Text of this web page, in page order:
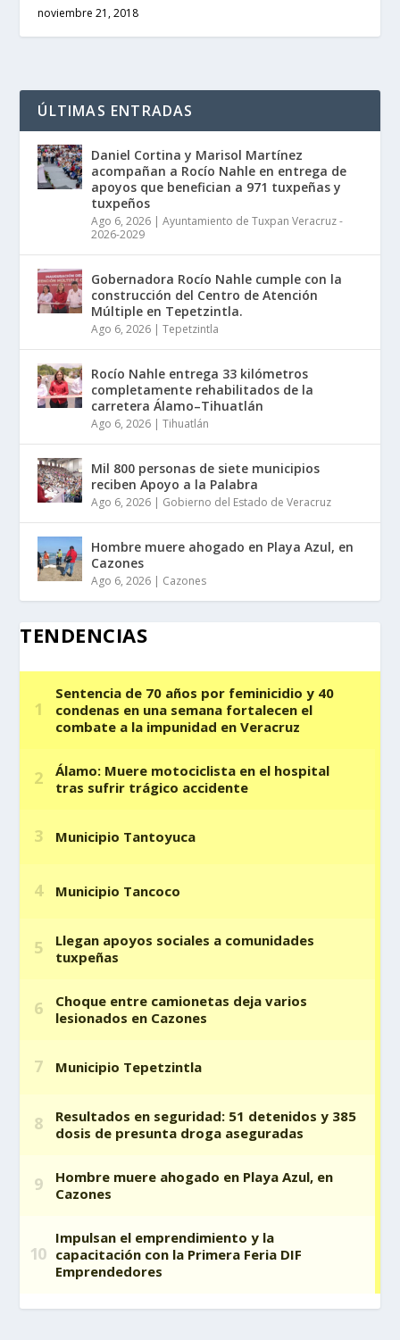
noviembre 21, 2018
ÚLTIMAS ENTRADAS
Daniel Cortina y Marisol Martínez
acompañan a Rocío Nahle en entrega de
apoyos que benefician a 971 tuxpeñas y
tuxpeños
Ago 6, 2026 |Ayuntamiento de Tuxpan Veracruz -
2026-2029
Gobernadora Rocío Nahle cumple con la
construcción del Centro de Atención
Múltiple en Tepetzintla.
Ago 6, 2026 |Tepetzintla
Rocío Nahle entrega 33 kilómetros
completamente rehabilitados de la
carretera Álamo–Tihuatlán
Ago 6, 2026 |Tihuatlán
Mil 800 personas de siete municipios
reciben Apoyo a la Palabra
Ago 6, 2026 | Gobierno del Estado de Veracruz
Hombre muere ahogado en Playa Azul, en
Cazones
Ago 6, 2026 | Cazones
TENDENCIAS